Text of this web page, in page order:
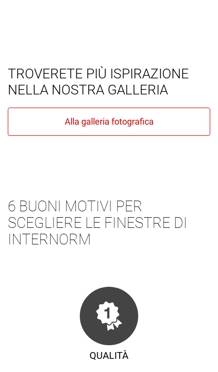
TROVERETE PIÙ ISPIRAZIONE
NELLA NOSTRA GALLERIA
6 BUONI MOTIVI PER
SCEGLIERE LE FINESTRE DI
INTERNORM
QUALITÀ